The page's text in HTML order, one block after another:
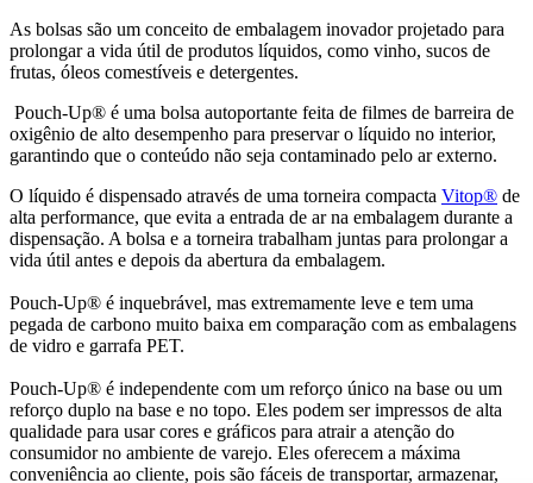
As bolsas são um conceito de embalagem inovador projetado para
prolongar a vida útil de produtos líquidos, como vinho, sucos de
frutas, óleos comestíveis e detergentes.
Pouch-Up® é uma bolsa autoportante feita de filmes de barreira de
oxigênio de alto desempenho para preservar o líquido no interior,
garantindo que o conteúdo não seja contaminado pelo ar externo.
O líquido é dispensado através de uma torneira compacta Vitop® de
alta performance, que evita a entrada de ar na embalagem durante a
dispensação. A bolsa e a torneira trabalham juntas para prolongar a
vida útil antes e depois da abertura da embalagem.
Pouch-Up® é inquebrável, mas extremamente leve e tem uma
pegada de carbono muito baixa em comparação com as embalagens
de vidro e garrafa PET.
Pouch-Up® é independente com um reforço único na base ou um
reforço duplo na base e no topo. Eles podem ser impressos de alta
qualidade para usar cores e gráficos para atrair a atenção do
consumidor no ambiente de varejo. Eles oferecem a máxima
conveniência ao cliente, pois são fáceis de transportar, armazenar,